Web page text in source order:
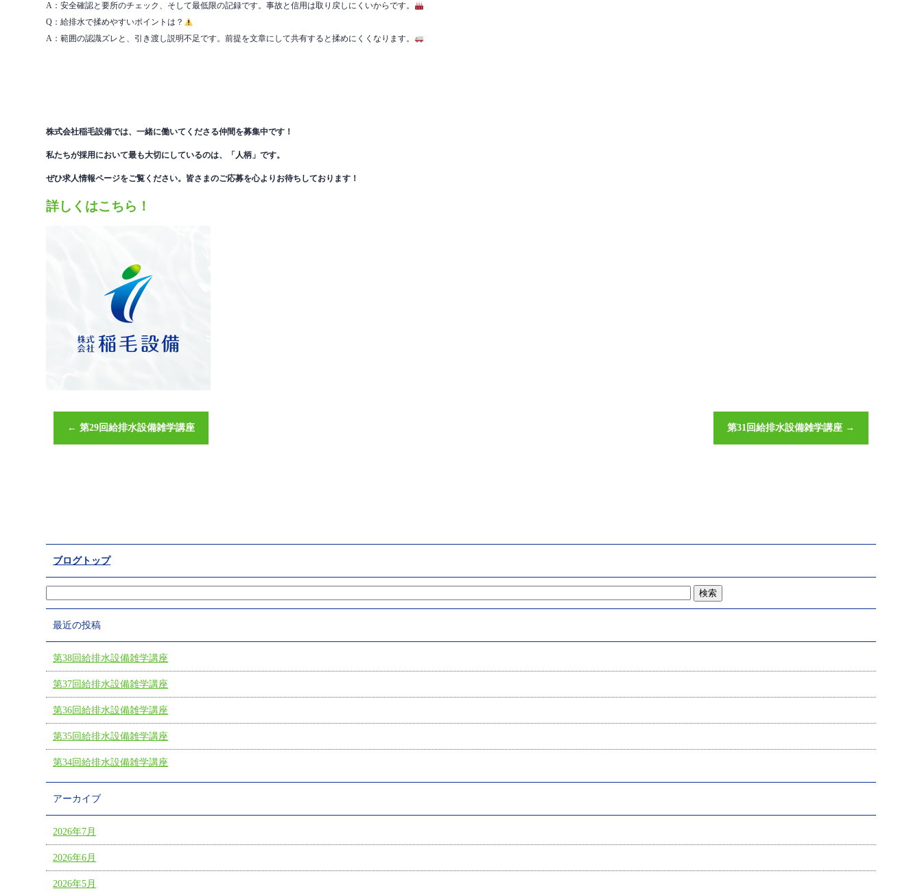
A：安全確認と要所のチェック、そして最低限の記録です。事故と信用は取り戻しにくいからです。
Q：給排水で揉めやすいポイントは？
A：範囲の認識ズレと、引き渡し説明不足です。前提を文章にして共有すると揉めにくくなります。
株式会社稲毛設備では、一緒に働いてくださる仲間を募集中です！
私たちが採用において最も大切にしているのは、「人柄」です。
ぜひ求人情報ページをご覧ください。皆さまのご応募を心よりお待ちしております！
詳しくはこちら！
← 第29回給排水設備雑学講座 第31回給排水設備雑学講座 →
ブログトップ
最近の投稿
第38回給排水設備雑学講座
第37回給排水設備雑学講座
第36回給排水設備雑学講座
第35回給排水設備雑学講座
第34回給排水設備雑学講座
アーカイブ
2026年7月
2026年6月
2026年5月